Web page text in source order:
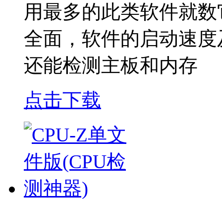
用最多的此类软件就
全面，软件的启动速
还能检测主板和内存
点击下载